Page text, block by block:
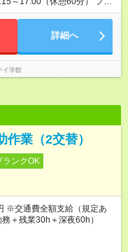
詳細へ
イ学館
業（2交替）
ランクOK
※交通費全額支給（規定あ
＋残業30h＋深夜60h）